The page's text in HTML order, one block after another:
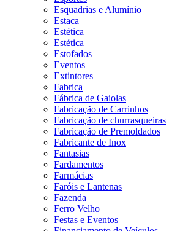
Esquadrias e Alumínio
Estaca
Estética
Estética
Estofados
Eventos
Extintores
Fabrica
Fábrica de Gaiolas
Fabricação de Carrinhos
Fabricação de churrasqueiras
Fabricação de Premoldados
Fabricante de Inox
Fantasias
Fardamentos
Farmácias
Faróis e Lantenas
Fazenda
Ferro Velho
Festas e Eventos